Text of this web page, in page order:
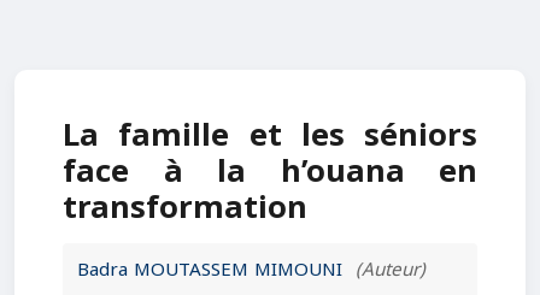
La famille et les séniors
face à la h’ouana en
transformation
Badra MOUTASSEM MIMOUNI (Auteur)